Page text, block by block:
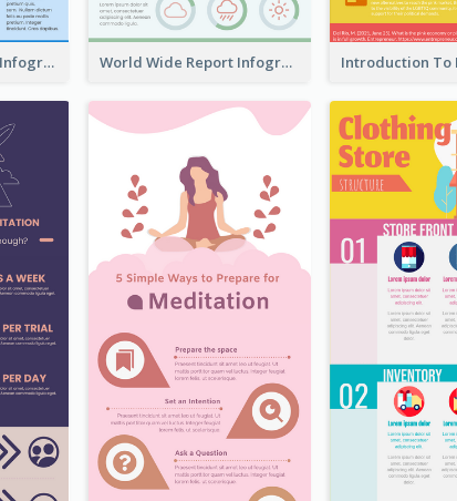
How To Be Creative Infographic World Wide Report Infographic